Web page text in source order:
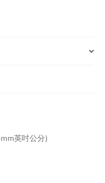
英吋公分)